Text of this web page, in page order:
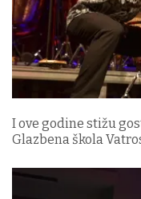
I ove godine stižu
Glazbena škola